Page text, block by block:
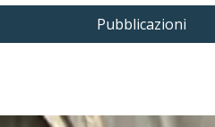
Pubblicazioni